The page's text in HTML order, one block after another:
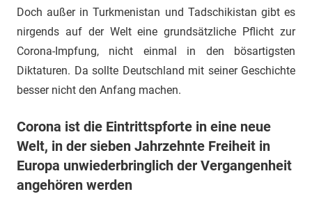
Doch außer in Turkmenistan und Tadschikistan gibt es
nirgends auf der Welt eine grundsätzliche Pflicht zur
Corona-Impfung, nicht einmal in den bösartigsten
Diktaturen. Da sollte Deutschland mit seiner Geschichte
besser nicht den Anfang machen.
Corona ist die Eintrittspforte in eine neue
Welt, in der sieben Jahrzehnte Freiheit in
Europa unwiederbringlich der Vergangenheit
angehören werden